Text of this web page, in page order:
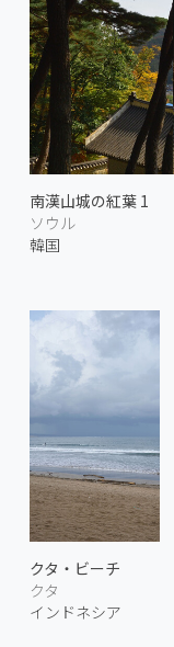
南漢山城の紅葉 1
ソウル
韓国
クタ・ビーチ
クタ
インドネシア